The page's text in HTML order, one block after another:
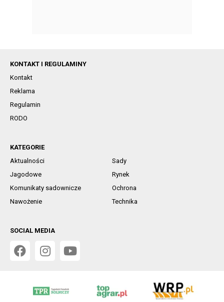
KONTAKT I REGULAMINY
Kontakt
Reklama
Regulamin
RODO
KATEGORIE
Aktualności
Sady
Jagodowe
Rynek
Komunikaty sadownicze
Ochrona
Nawożenie
Technika
SOCIAL MEDIA